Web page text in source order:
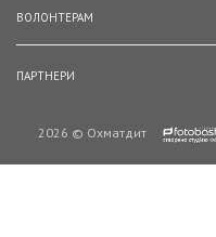
ВОЛОНТЕРАМ
ПАРТНЕРИ
2026 © Охматдит